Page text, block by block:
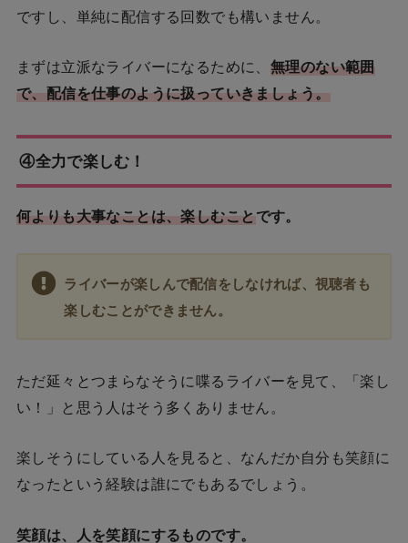
ですし、単純に配信する回数でも構いません。
まずは立派なライバーになるために、 無理のない範囲
で、配信を仕事のように扱っていきましょう。
④全力で楽しむ！
何よりも大事なことは、楽しむこと です。
ライバーが楽しんで配信をしなければ、視聴者も
楽しむことができません。
ただ延々とつまらなそうに喋るライバーを見て、「楽し
い！」と思う人はそう多くありません。
楽しそうにしている人を見ると、なんだか自分も笑顔に
なったという経験は誰にでもあるでしょう。
笑顔は、人を笑顔にするものです。